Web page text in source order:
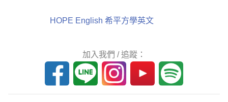
HOPE English 希平方學英文
加入我們 / 追蹤：